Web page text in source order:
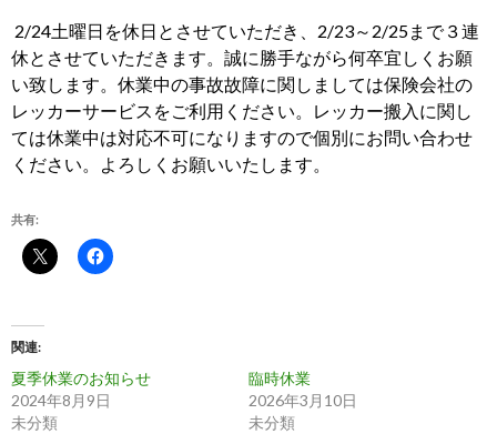
2/24土曜日を休日とさせていただき、2/23～2/25まで３連
休とさせていただきます。誠に勝手ながら何卒宜しくお願
い致します。休業中の事故故障に関しましては保険会社の
レッカーサービスをご利用ください。レッカー搬入に関し
ては休業中は対応不可になりますので個別にお問い合わせ
ください。よろしくお願いいたします。
共有:
関連
夏季休業のお知らせ
2024年8月9日
未分類
臨時休業
2026年3月10日
未分類